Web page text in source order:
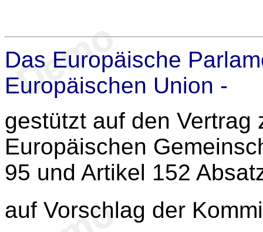
Das Europäische
Europäischen Union -
gestützt auf den Vertrag
Europäischen
95 und Artikel 152
auf Vorschlag der